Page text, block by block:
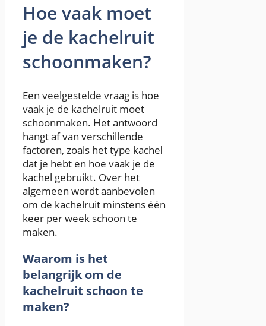
Hoe vaak moet
je de kachelruit
schoonmaken?
Een veelgestelde vraag is hoe
vaak je de kachelruit moet
schoonmaken. Het antwoord
hangt af van verschillende
factoren, zoals het type kachel
dat je hebt en hoe vaak je de
kachel gebruikt. Over het
algemeen wordt aanbevolen
om de kachelruit minstens één
keer per week schoon te
maken.
Waarom is het
belangrijk om de
kachelruit schoon te
maken?